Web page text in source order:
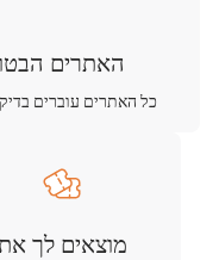
האתרים
כל האתרים עוברים
מוצאים לך